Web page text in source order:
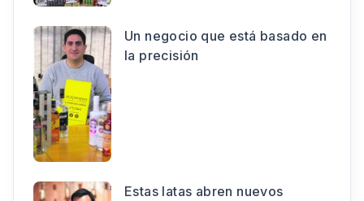
Un negocio que está basado en
la precisión
Estas latas abren nuevos